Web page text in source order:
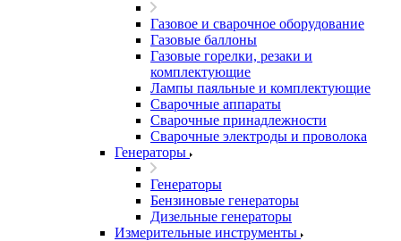
Газовое и сварочное оборудование
Газовые баллоны
Газовые горелки, резаки и
комплектующие
Лампы паяльные и комплектующие
Сварочные аппараты
Сварочные принадлежности
Сварочные электроды и проволока
Генераторы
Генераторы
Бензиновые генераторы
Дизельные генераторы
Измерительные инструменты